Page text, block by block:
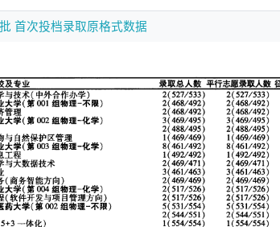
首次投档录取原格式数据